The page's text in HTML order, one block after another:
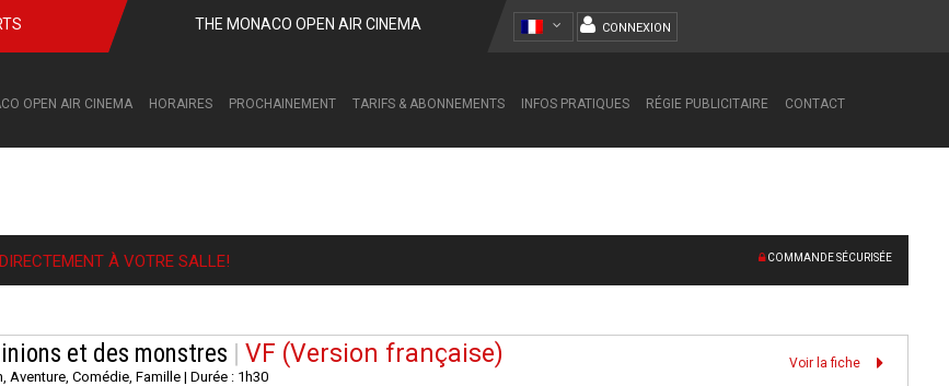
THE MONACO OPEN AIR CINEMA CONNEXION
OPEN AIR CINEMA HORAIRES PROCHAINEMENT TARIFS & ABONNEMENTS INFOS PRATIQUES RÉGIE PUBLICITAIRE CONTACT
À VOTRE SALLE! COMMANDE SÉCURISÉE
et des monstres VF (Version française)
Aventure, Comédie, Famille | Durée : 1h30
Voir la fiche